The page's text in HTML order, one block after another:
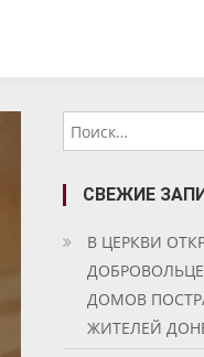
СВЕЖИЕ
В ЦЕРКВИ
ДОМОВ
ЖИТЕЛЕЙ